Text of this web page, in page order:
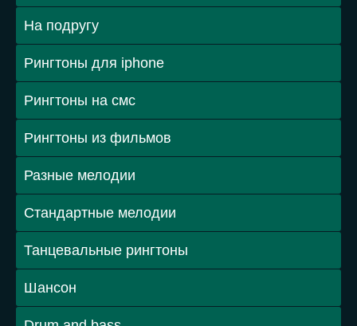
На подругу
Рингтоны для iphone
Рингтоны на смс
Рингтоны из фильмов
Разные мелодии
Стандартные мелодии
Танцевальные рингтоны
Шансон